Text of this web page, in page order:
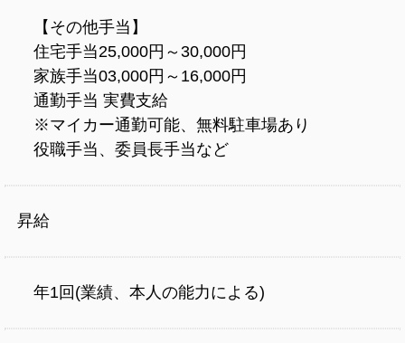
【その他手当】
住宅手当25,000円～30,000円
家族手当03,000円～16,000円
通勤手当 実費支給
※マイカー通勤可能、無料駐車場あり
役職手当、委員長手当など
昇給
年1回(業績、本人の能力による)